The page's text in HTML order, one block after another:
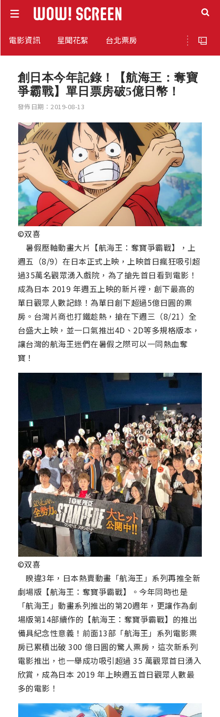
電影資訊 星聞花絮 台北票房
創日本今年記錄！【航海王：奪寶
爭霸戰】單日票房破5億日幣！
發佈日期：2019-08-13
©双喜
暑假壓軸動畫大片【航海王：奪寶爭霸戰】，上
週五（8/9）在日本正式上映，上映首日瘋狂吸引超
過35萬名觀眾湧入戲院，為了搶先首日看到電影！
成為日本 2019 年週五上映的新片裡，創下最高的
單日觀眾人數記錄！為單日創下超過5億日圓的票
房。台灣片商也打鐵趁熱，搶在下週三（8/21）全
台盛大上映，並一口氣推出4D、2D等多規格版本，
讓台灣的航海王迷們在暑假之際可以一同熱血奪
寶！
©双喜
睽違3年，日本熱賣動畫「航海王」系列再推全新
劇場版【航海王：奪寶爭霸戰】。今年同時也是
「航海王」動畫系列推出的第20週年，更讓作為劇
場版第14部續作的【航海王：奪寶爭霸戰】的推出
備具紀念性意義！前面13部「航海王」系列電影票
房已累積出破 300 億日圓的驚人票房，這次新系列
電影推出，也一舉成功吸引超過 35 萬觀眾首日湧入
欣賞，成為日本 2019 年上映週五首日觀眾人數最
多的電影！